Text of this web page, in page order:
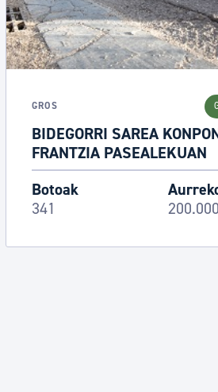
GROS
BIDEGORRI SAREA
FRANTZIA PASEALEKUAN
Botoak
341